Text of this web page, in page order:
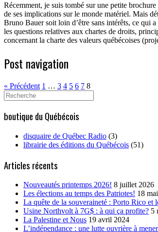
Récemment, je suis tombé sur une petite
de ses implications sur le monde matériel. Mais
Bruno Bauer soit loin d’être sans intérêts, ce qui
les questions relatives aux chartes de droits,
concernant la charte des valeurs québécoises
Post navigation
« Précédent 1 … 3 4 5 6 7 8
Search
for:
boutique du Québécois
disquaire de Québec Radio (3)
librairie des éditions du Québécois (51)
Articles récents
Nouveautés printemps 2026! 8 juillet 2026
Les élections au temps des Patriotes! 18
La quête de la souveraineté : Porto Rico et
Usine Northvolt à 7G$ : à qui ça profite? 5
La Palestine et Nous 19 avril 2024
L’indépendance : une lutte ouvrière à